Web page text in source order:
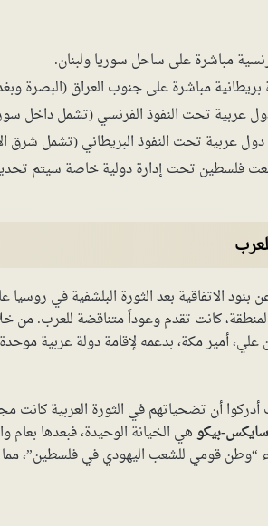
مباشرة على ساحل سوريا ولبنان.
مباشرة على جنوب العراق (البصرة
عربية تحت النفوذ الفرنسي (تشمل داخل
دول عربية تحت النفوذ البريطاني (تشمل شرق
فلسطين تحت إدارة دولية خاصة سيتم
علي، أمير مكة، بدعمه لإقامة دولة عربية
أن تضحياتهم في الثورة العربية كانت
سايكس-بيكو
“وطن قومي للشعب اليهودي في فلسطين”،